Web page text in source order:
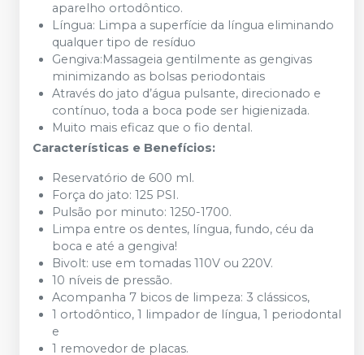
aparelho ortodôntico.
Língua: Limpa a superfície da língua eliminando
qualquer tipo de resíduo
Gengiva:Massageia gentilmente as gengivas
minimizando as bolsas periodontais
Através do jato d’água pulsante, direcionado e
contínuo, toda a boca pode ser higienizada.
Muito mais eficaz que o fio dental.
Características e Benefícios:
Reservatório de 600 ml.
Força do jato: 125 PSI.
Pulsão por minuto: 1250-1700.
Limpa entre os dentes, língua, fundo, céu da
boca e até a gengiva!
Bivolt: use em tomadas 110V ou 220V.
10 níveis de pressão.
Acompanha 7 bicos de limpeza: 3 clássicos,
1 ortodôntico, 1 limpador de língua, 1 periodontal
e
1 removedor de placas.